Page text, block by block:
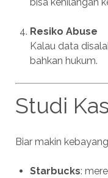
bisa kehilangan
Resiko Abuse
Kalau data
bahkan hukum.
Studi
Biar makin
Starbucks: